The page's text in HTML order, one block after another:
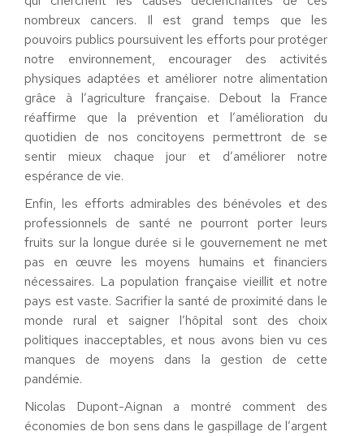
nombreux cancers. Il est grand temps que les
pouvoirs publics poursuivent les efforts pour protéger
notre environnement, encourager des activités
physiques adaptées et améliorer notre alimentation
grâce à l’agriculture française. Debout la France
réaffirme que la prévention et l’amélioration du
quotidien de nos concitoyens permettront de se
sentir mieux chaque jour et d’améliorer notre
espérance de vie.
Enfin, les efforts admirables des bénévoles et des
professionnels de santé ne pourront porter leurs
fruits sur la longue durée si le gouvernement ne met
pas en œuvre les moyens humains et financiers
nécessaires. La population française vieillit et notre
pays est vaste. Sacrifier la santé de proximité dans le
monde rural et saigner l’hôpital sont des choix
politiques inacceptables, et nous avons bien vu ces
manques de moyens dans la gestion de cette
pandémie.
Nicolas Dupont-Aignan a montré comment des
économies de bon sens dans le gaspillage de l’argent